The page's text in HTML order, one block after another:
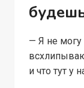
— Я не могу
и что тут у